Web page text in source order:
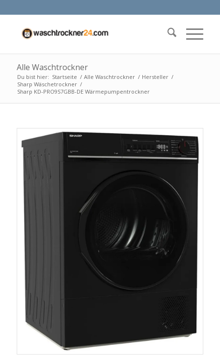
Alle Waschtrockner
Du bist hier: Startseite / Alle Waschtrockner / Hersteller /
Sharp Wäschetrockner /
Sharp KD-PRO9S7GBB-DE Wärmepumpentrockner